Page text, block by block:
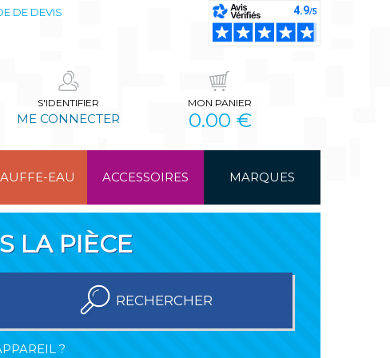
DE DEVIS
S'IDENTIFIER
ME CONNECTER
MON PANIER
0.00 €
EAU ACCESSOIRES MARQUES
LA PIÈCE
RECHERCHER
?